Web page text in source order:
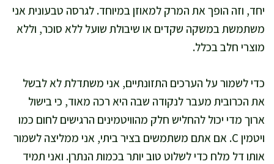
יחד, וזה הופך את המרק למאוזן במיוחד. לגרסה טבעונית אני
משתמשת במשקה שקדים או שיבולת שועל ללא סוכר, וללא
מוצרי חלב בכלל.
כדי לשמור על הערכים התזונתיים, אני משתדלת לא לבשל
את הכרובית מעבר לנקודה שבה היא רכה מאוד, כי בישול
ארוך מדי יכול להחליש חלק מהוויטמינים הרגישים לחום כמו
ויטמין C. אם אתם משתמשים בציר ביתי, אני ממליצה לשמור
אותו דל מלח כדי לשלוט טוב יותר בכמות הנתרן. ואני תמיד